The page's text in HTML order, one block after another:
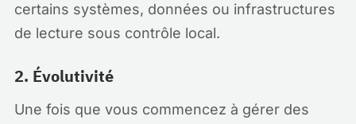
certains systèmes, données ou infrastructures
de lecture sous contrôle local.
2. Évolutivité
Une fois que vous commencez à gérer des